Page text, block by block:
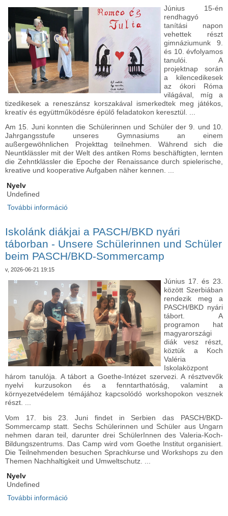
Június 15-én
rendhagyó
tanítási napon
vehettek részt
gimnáziumunk 9.
és 10. évfolyamos
tanulói. A
projektnap során
a kilencedikesek
az ókori Róma
világával, míg a
tizedikesek a reneszánsz korszakával ismerkedtek meg játékos,
kreatív és együttműködésre épülő feladatokon keresztül. ...
Am 15. Juni konnten die Schülerinnen und Schüler der 9. und 10.
Jahrgangsstufe unseres Gymnasiums an einem
außergewöhnlichen Projekttag teilnehmen. Während sich die
Neuntklässler mit der Welt des antiken Roms beschäftigten, lernten
die Zehntklässler die Epoche der Renaissance durch spielerische,
kreative und kooperative Aufgaben näher kennen. ...
Nyelv
Undefined
További információ
Renaissance tartalommal kapcsolatosan
Iskolánk diákjai a PASCH/BKD nyári
táborban - Unsere Schülerinnen und Schüler
beim PASCH/BKD-Sommercamp
v, 2026-06-21 19:15
Június 17. és 23.
között Szerbiában
rendezik meg a
PASCH/BKD nyári
tábort. A
programon hat
magyarországi
diák vesz részt,
köztük a Koch
Valéria
Iskolaközpont
három tanulója. A tábort a Goethe-Intézet szervezi. A résztvevők
nyelvi kurzusokon és a fenntarthatóság, valamint a
környezetvédelem témájához kapcsolódó workshopokon vesznek
részt. ...
Vom 17. bis 23. Juni findet in Serbien das PASCH/BKD-
Sommercamp statt. Sechs Schülerinnen und Schüler aus Ungarn
nehmen daran teil, darunter drei SchülerInnen des Valeria-Koch-
Bildungszentrums. Das Camp wird vom Goethe Institut organisiert.
Die Teilnehmenden besuchen Sprachkurse und Workshops zu den
Themen Nachhaltigkeit und Umweltschutz. ...
Nyelv
Undefined
További információ